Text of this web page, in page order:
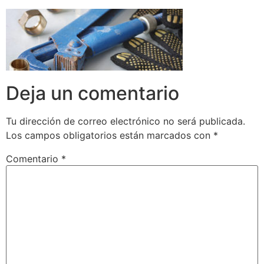
Deja un comentario
Tu dirección de correo electrónico no será publicada.
Los campos obligatorios están marcados con *
Comentario *